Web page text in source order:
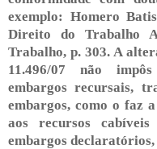
exemplo: Homero
Direito do Trabalho
Trabalho, p. 303. A
11.496/07 não
embargos recursais,
embargos, como o faz
aos recursos
embargos declaratórios,